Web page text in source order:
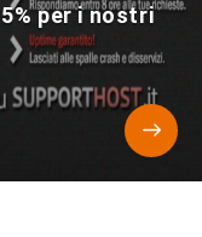
per i nostri